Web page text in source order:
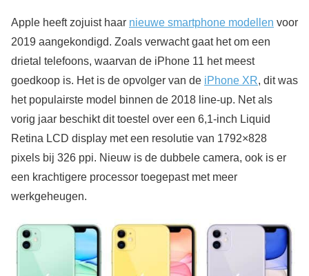
Apple heeft zojuist haar nieuwe smartphone modellen voor
2019 aangekondigd. Zoals verwacht gaat het om een
drietal telefoons, waarvan de iPhone 11 het meest
goedkoop is. Het is de opvolger van de iPhone XR, dit was
het populairste model binnen de 2018 line-up. Net als
vorig jaar beschikt dit toestel over een 6,1-inch Liquid
Retina LCD display met een resolutie van 1792×828
pixels bij 326 ppi. Nieuw is de dubbele camera, ook is er
een krachtigere processor toegepast met meer
werkgeheugen.